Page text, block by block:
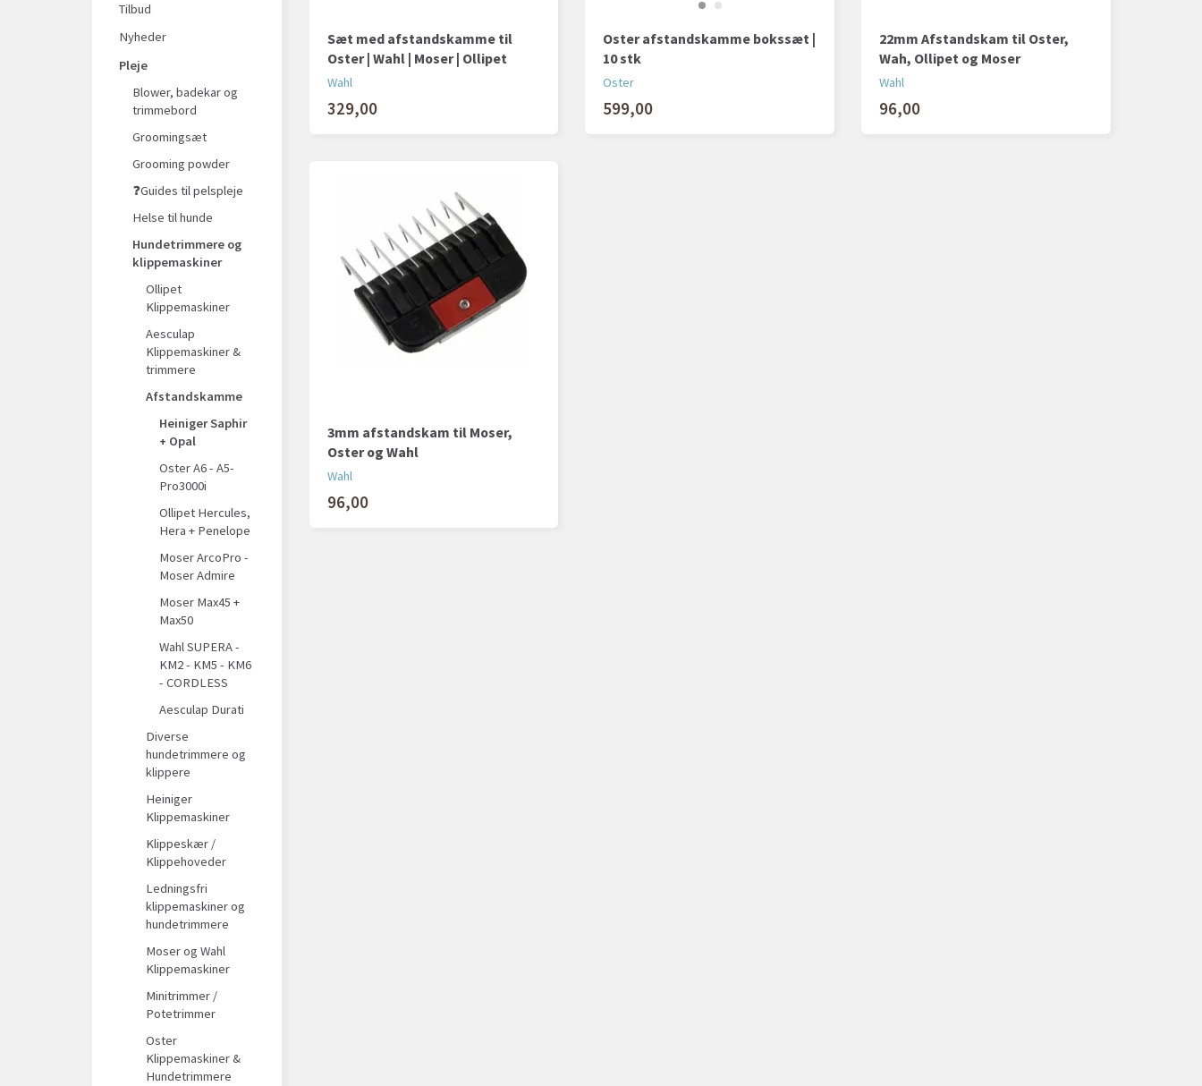
Tilbud
Nyheder
Pleje
Blower, badekar og
trimmebord
Groomingsæt
Grooming powder
❓Guides til pelspleje
Helse til hunde
Hundetrimmere og
klippemaskiner
Ollipet
Klippemaskiner
Aesculap
Klippemaskiner &
trimmere
Afstandskamme
Heiniger Saphir
+ Opal
Oster A6 - A5-
Pro3000i
Ollipet Hercules,
Hera + Penelope
Moser ArcoPro -
Moser Admire
Moser Max45 +
Max50
Wahl SUPERA -
KM2 - KM5 - KM6
- CORDLESS
Aesculap Durati
Diverse
hundetrimmere og
klippere
Heiniger
Klippemaskiner
Klippeskær /
Klippehoveder
Ledningsfri
klippemaskiner og
hundetrimmere
Moser og Wahl
Klippemaskiner
Minitrimmer /
Potetrimmer
Oster
Klippemaskiner &
Hundetrimmere
Sæt med afstandskamme til
Oster | Wahl | Moser | Ollipet
Wahl
329,00
Oster afstandskamme bokssæt |
10 stk
Oster
599,00
22mm Afstandskam til Oster,
Wah, Ollipet og Moser
Wahl
96,00
3mm afstandskam til Moser,
Oster og Wahl
Wahl
96,00